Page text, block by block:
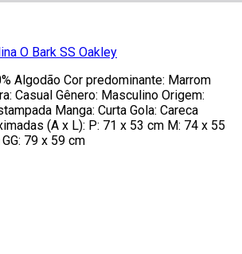
O Bark SS Oakley
Algodão Cor predominante: Marrom
Casual Gênero: Masculino Origem:
Manga: Curta Gola: Careca
(A x L): P: 71 x 53 cm M: 74 x 55
79 x 59 cm